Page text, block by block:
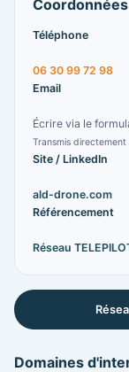
Domaines
Coordonnées
Téléphone
06 30 99 72 98
Email
Écrire via le
Transmis
Site / LinkedIn
ald-drone.com
Référencement
Réseau